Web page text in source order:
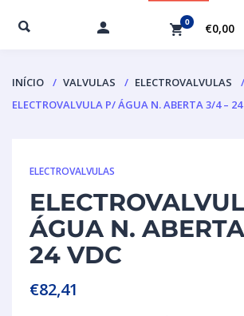
0 €0,00
INÍCIO VALVULAS
ELECTROVALVULAS
ELECTROVALVULA P/ ÁGUA N. ABERTA 3/4 – 24
ELECTROVALVULAS
ÁGUA N.
24 VDC
€82,41